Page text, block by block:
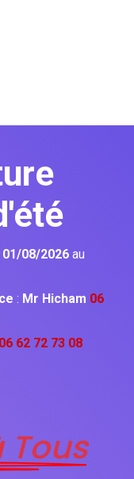
01/08/2026 au
: Mr Hicham 06
06 62 72 73 08
Tous